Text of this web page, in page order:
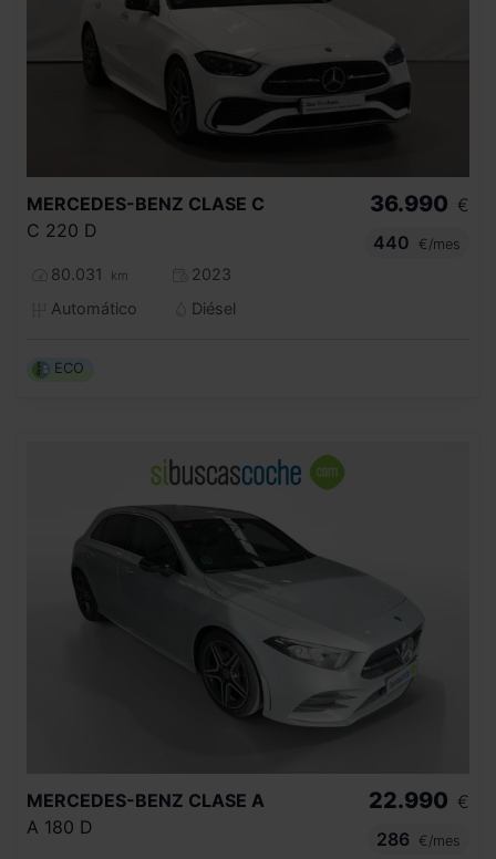
MERCEDES-BENZ CLASE C
C 220 D
80.031 km
2023
Automático
Diésel
36.990 €
440
€/mes
ECO
MERCEDES-BENZ CLASE A
A 180 D
22.990 €
286
€/mes